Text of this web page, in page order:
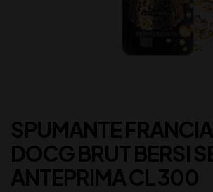
SPUMANTE
DOCG BRUT BERSI
ANTEPRIMA CL 300